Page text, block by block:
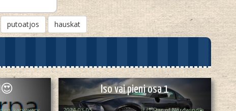
putoatjos hauskat
Iso vai pieni osa 1